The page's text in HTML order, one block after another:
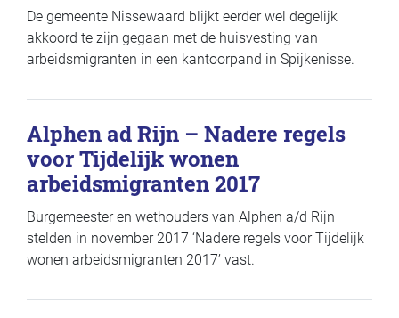
De gemeente Nissewaard blijkt eerder wel degelijk
akkoord te zijn gegaan met de huisvesting van
arbeidsmigranten in een kantoorpand in Spijkenisse.
Alphen ad Rijn – Nadere regels
voor Tijdelijk wonen
arbeidsmigranten 2017
Burgemeester en wethouders van Alphen a/d Rijn
stelden in november 2017 ‘Nadere regels voor Tijdelijk
wonen arbeidsmigranten 2017’ vast.